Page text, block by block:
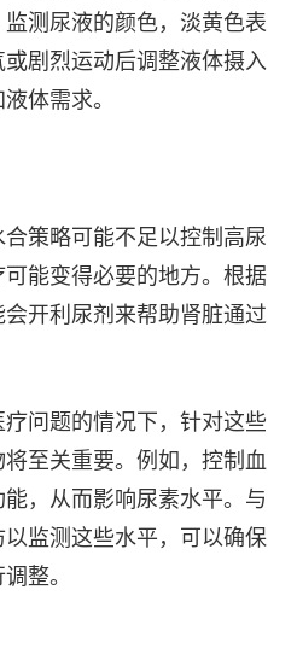
测尿液的颜色，淡黄色表
剧烈运动后调整液体摄入
体需求。
策略可能不足以控制高尿
能变得必要的地方。根据
开利尿剂来帮助肾脏通过
问题的情况下，针对这些
至关重要。例如，控制血
，从而影响尿素水平。与
监测这些水平，可以确保
整。